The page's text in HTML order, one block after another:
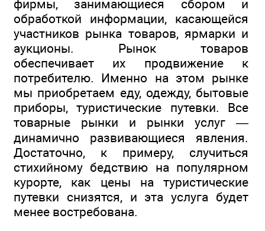
фирмы, занимающиеся сбором и
обработкой информации, касающейся
участников рынка товаров, ярмарки и
аукционы. Рынок товаров
обеспечивает их продвижение к
потребителю. Именно на этом рынке
мы приобретаем еду, одежду, бытовые
приборы, туристические путевки. Все
товарные рынки и рынки услуг —
динамично развивающиеся явления.
Достаточно, к примеру, случиться
стихийному бедствию на популярном
курорте, как цены на туристические
путевки снизятся, и эта услуга будет
менее востребована.